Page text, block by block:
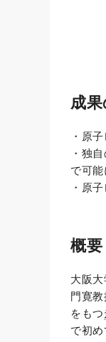
成
・原
・独
で可能
・原
概要
大阪
門寛
をもつ
で初